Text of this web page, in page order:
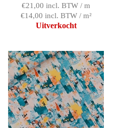
€21,00 incl. BTW / m
€14,00 incl. BTW / m²
Uitverkocht